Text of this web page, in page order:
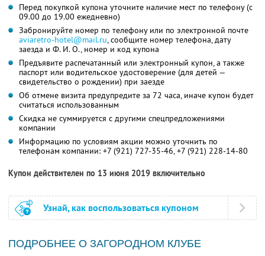
Перед покупкой купона уточните наличие мест по телефону (с
09.00 до 19.00 ежедневно)
Забронируйте номер по телефону или по электронной почте
aviaretro-hotel@mail.ru, сообщите номер телефона, дату
заезда и Ф. И. О., номер и код купона
Предъявите распечатанный или электронный купон, а также
паспорт или водительское удостоверение (для детей —
свидетельство о рождении) при заезде
Об отмене визита предупредите за 72 часа, иначе купон будет
считаться использованным
Скидка не суммируется с другими спецпредложениями
компании
Информацию по условиям акции можно уточнить по
телефонам компании: +7 (921) 727-35-46,+7 (921) 228-14-80
Купон действителен по 13 июня 2019 включительно
Узнай, как воспользоваться купоном
ПОДРОБНЕЕ О ЗАГОРОДНОМ КЛУБЕ